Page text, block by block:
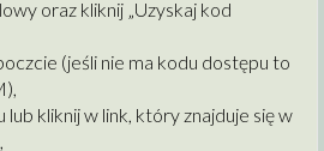
oraz kliknij „Uzyskaj kod
(jeśli nie ma kodu dostępu to
kliknij w link, który znajduje się w